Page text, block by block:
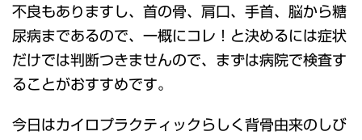
不良もありますし、首の骨、肩口、手首、脳から糖
尿病まであるので、一概にコレ！と決めるには症状
だけでは判断つきませんので、まずは病院で検査す
ることがおすすめです。
今日はカイロプラクティックらしく背骨由来のしび